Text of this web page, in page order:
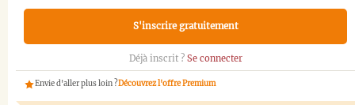
S'inscrire gratuitement
Déjà inscrit ? Se connecter
Envie d'aller plus loin ?Découvrez l'offre Premium